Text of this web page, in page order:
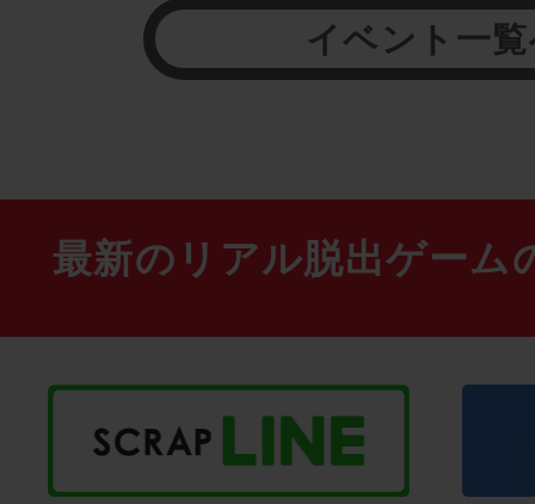
イベント一
最新のリアル脱出ゲーム